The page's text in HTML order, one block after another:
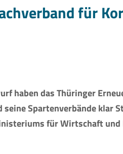
für
haben das Thüringer
seine Spartenverbände klar
für Wirtschaft und